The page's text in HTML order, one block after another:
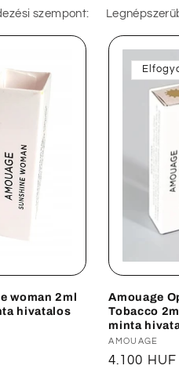
szempont:
woman 2ml
hivatalos
Amouage
Tobacco
minta
AMOUAGE
Normál
4.100 HUF